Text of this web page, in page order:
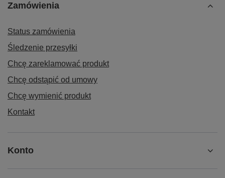
Zamówienia
Status zamówienia
Śledzenie przesyłki
Chcę zareklamować produkt
Chcę odstąpić od umowy
Chcę wymienić produkt
Kontakt
Konto